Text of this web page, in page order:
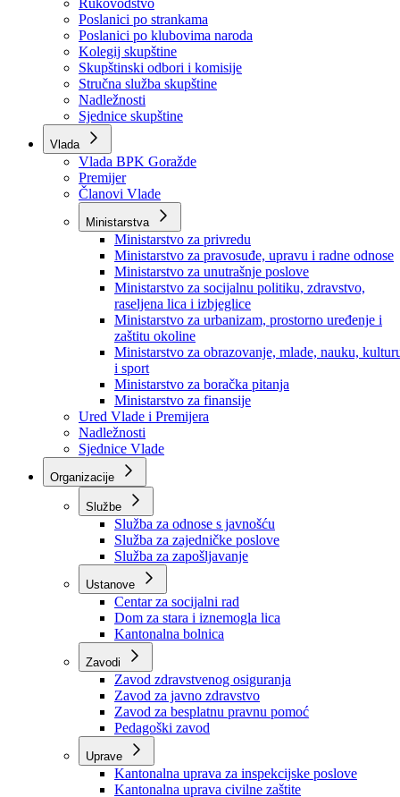
Skupština
Skupština BPK Goražde
Rukovodstvo
Poslanici po strankama
Poslanici po klubovima naroda
Kolegij skupštine
Skupštinski odbori i komisije
Stručna služba skupštine
Nadležnosti
Sjednice skupštine
Vlada
Vlada BPK Goražde
Premijer
Članovi Vlade
Ministarstva
Ministarstvo za privredu
Ministarstvo za pravosuđe, upravu i radne odnose
Ministarstvo za unutrašnje poslove
Ministarstvo za socijalnu politiku, zdravstvo,
raseljena lica i izbjeglice
Ministarstvo za urbanizam, prostorno uređenje i
zaštitu okoline
Ministarstvo za obrazovanje, mlade, nauku,
i sport
Ministarstvo za boračka pitanja
Ministarstvo za finansije
Ured Vlade i Premijera
Nadležnosti
Sjednice Vlade
Organizacije
Službe
Služba za odnose s javnošću
Služba za zajedničke poslove
Služba za zapošljavanje
Ustanove
Centar za socijalni rad
Dom za stara i iznemogla lica
Kantonalna bolnica
Zavodi
Zavod zdravstvenog osiguranja
Zavod za javno zdravstvo
Zavod za besplatnu pravnu pomoć
Pedagoški zavod